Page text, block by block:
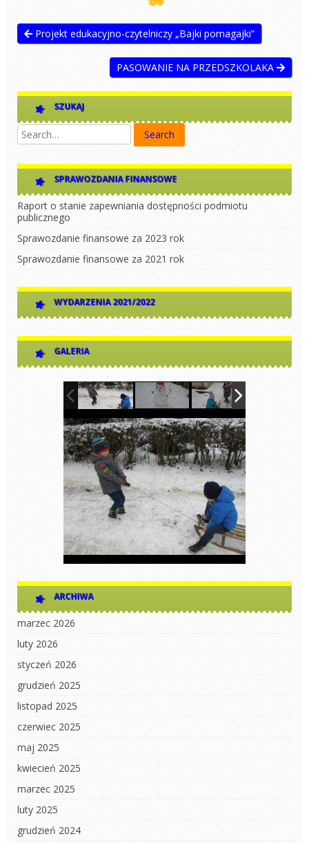
Projekt edukacyjno-czytelniczy „Bajki pomagajki”
PASOWANIE NA PRZEDSZKOLAKA
SZUKAJ
SPRAWOZDANIA FINANSOWE
Raport o stanie zapewniania dostępności podmiotu
publicznego
Sprawozdanie finansowe za 2023 rok
Sprawozdanie finansowe za 2021 rok
WYDARZENIA 2021/2022
GALERIA
ARCHIWA
marzec 2026
luty 2026
styczeń 2026
grudzień 2025
listopad 2025
czerwiec 2025
maj 2025
kwiecień 2025
marzec 2025
luty 2025
grudzień 2024